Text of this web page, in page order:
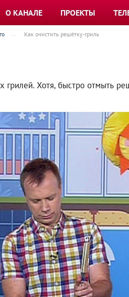
О КАНАЛЕ ПРОЕКТЫ
Как очистить решётку-гриль
Хотя, быстро отмыть